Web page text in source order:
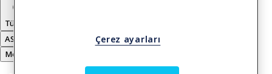
Türkiye
ASSA ABLOY Group
Menü
Çerez ayarları